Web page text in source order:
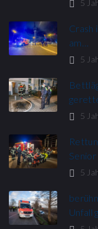
5
Crash
am…
5
5
Senior
5
Unfall